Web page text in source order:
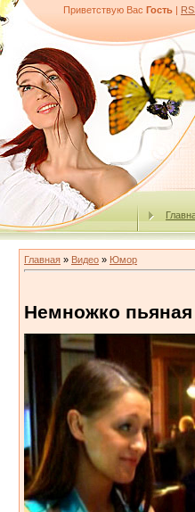
Приветствую Вас Гость |
Главная » Видео » Юмор
Немножко пьяная